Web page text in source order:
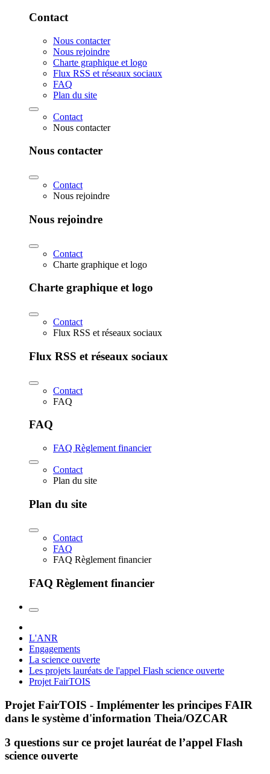
Contact
Nous contacter
Nous rejoindre
Charte graphique et logo
Flux RSS et réseaux sociaux
FAQ
Plan du site
Contact
Nous contacter
Nous contacter
Contact
Nous rejoindre
Nous rejoindre
Contact
Charte graphique et logo
Charte graphique et logo
Contact
Flux RSS et réseaux sociaux
Flux RSS et réseaux sociaux
Contact
FAQ
FAQ
FAQ Règlement financier
Contact
Plan du site
Plan du site
Contact
FAQ
FAQ Règlement financier
FAQ Règlement financier
L'ANR
Engagements
La science ouverte
Les projets lauréats de l'appel Flash science ouverte
Projet FairTOIS
Projet FairTOIS - Implémenter les principes FAIR
dans le système d'information Theia/OZCAR
3 questions sur ce projet lauréat de l’appel Flash
science ouverte